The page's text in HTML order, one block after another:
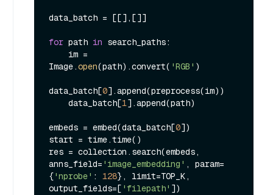
data_batch = [[],[]]
for path in search_paths:
Image.open(path).convert( 'RGB' )
data_batch[0].append(preprocess(im))
    data_batch[
1].append(path)
embeds = embed(data_batch[0])
start = time.time()
res = collection.search(embeds,
anns_field= 'image_embedding' , param=
{'nprobe' : 128}, limit=TOP_K,
output_fields=[ 'filepath' ])